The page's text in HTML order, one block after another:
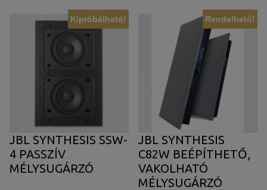
Kipróbálható!
JBL SYNTHESIS SSW-
4 PASSZÍV
MÉLYSUGÁRZÓ
Rendelhető!
JBL SYNTHESIS
C82W BEÉPÍTHETŐ,
VAKOLHATÓ
MÉLYSUGÁRZÓ